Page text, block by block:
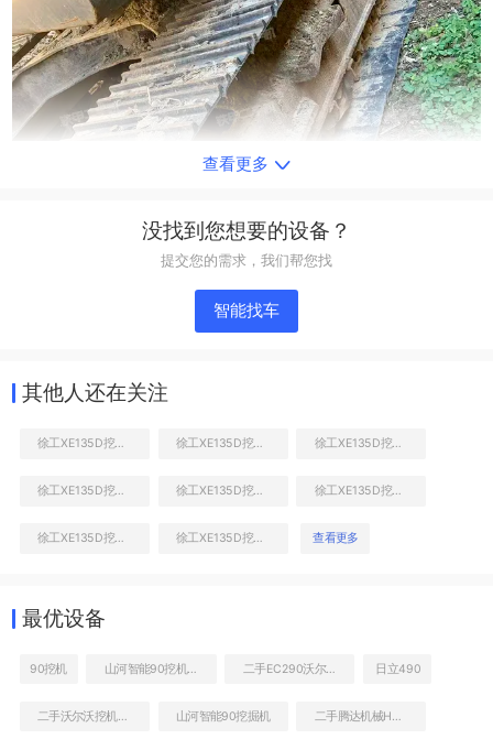
液压泵舱室正面整体
查看更多
没找到您想要的设备？
提交您的需求，我们帮您找
智能找车
其他人还在关注
徐工XE135D挖掘机
徐工XE135D挖掘机
查看更多
最优设备
90挖机 二手EC290沃尔沃值多少钱 日立490
山河智能90挖掘机